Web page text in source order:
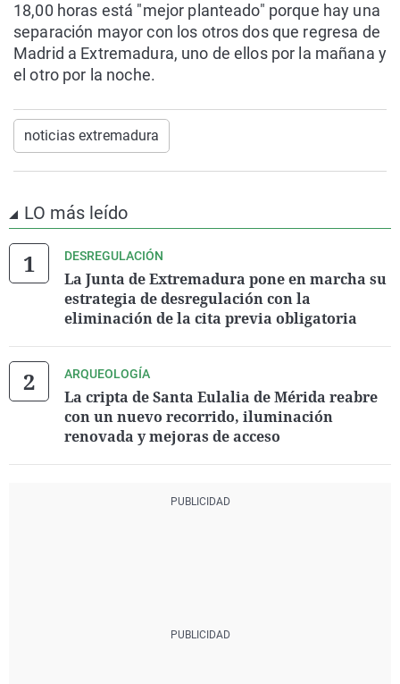
18,00 horas está "mejor planteado" porque hay una
separación mayor con los otros dos que regresa de
Madrid a Extremadura, uno de ellos por la mañana y
el otro por la noche.
noticias extremadura
LO más leído
DESREGULACIÓN
La Junta de Extremadura pone en marcha su
estrategia de desregulación con la
eliminación de la cita previa obligatoria
ARQUEOLOGÍA
La cripta de Santa Eulalia de Mérida reabre
con un nuevo recorrido, iluminación
renovada y mejoras de acceso